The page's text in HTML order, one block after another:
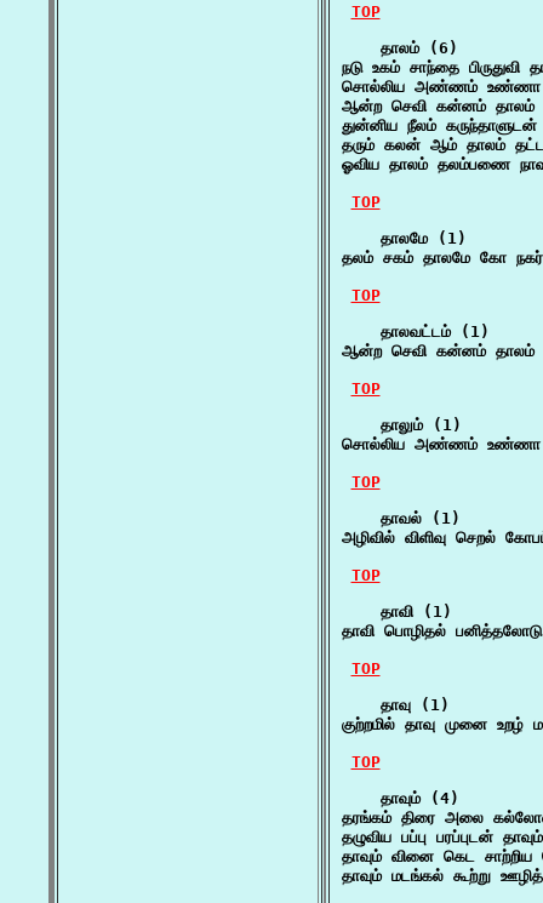
TOP
    தாலம் (6)
நடு உகம் சாந்தை
சொல்லிய அண்ணம் உண்ணா
ஆன்ற செவி கன்னம் தாலம்
துன்னிய நீலம்
தரும் கலன் ஆம் தாலம்
ஓவிய தாலம் தலம்பணை
TOP
    தாலமே (1)
தலம் சகம் தாலமே கோ
TOP
    தாலவட்டம் (1)
ஆன்ற செவி கன்னம் தாலம்
TOP
    தாலும் (1)
சொல்லிய அண்ணம் உண்ணா
TOP
    தாவல் (1)
அழிவில் விளிவு செறல்
TOP
    தாவி (1)
தாவி பொழிதல்
TOP
    தாவு (1)
குற்றமில் தாவு முனை
TOP
    தாவும் (4)
தரங்கம் திரை அலை
தழுவிய பப்பு பரப்புடன்
தாவும் வினை கெட
தாவும் மடங்கல் கூற்று